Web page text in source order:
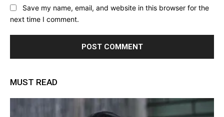
Save my name, email, and website in this browser for the
next time I comment.
MUST READ